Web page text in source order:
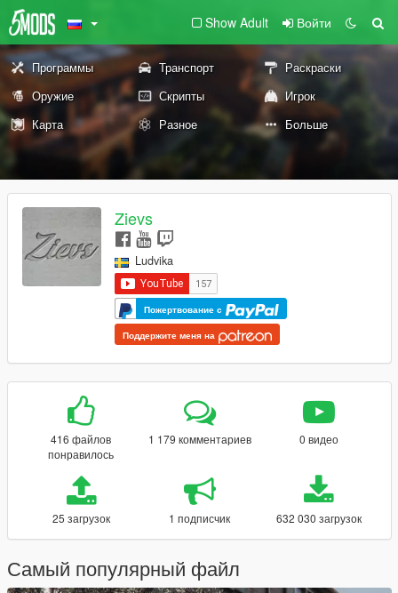
Show Adult Войти
Программы Транспорт
Раскраски
Оружие
Скрипты
Игрок
Карта
Разное Больше
Zievs
Ludvika
Пожертвование с
Поддержите меня на
416 файлов
понравилось
1 179 комментариев 0 видео
25 загрузок 1 подписчик 632 030 загрузок
Самый популярный файл